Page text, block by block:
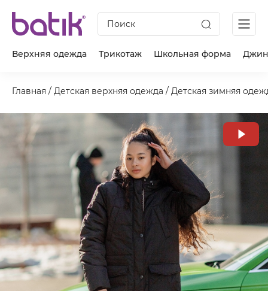
Поиск
Верхняя одежда Трикотаж Школьная форма
Главная / Детская верхняя одежда / Детская зимняя